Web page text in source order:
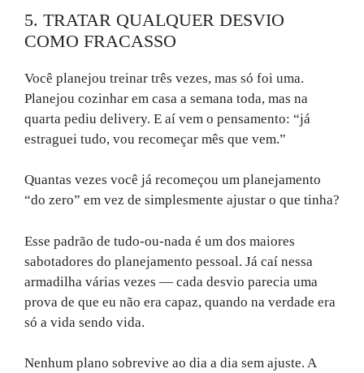
5. TRATAR QUALQUER DESVIO
COMO FRACASSO
Você planejou treinar três vezes, mas só foi uma.
Planejou cozinhar em casa a semana toda, mas na
quarta pediu delivery. E aí vem o pensamento: “já
estraguei tudo, vou recomeçar mês que vem.”
Quantas vezes você já recomeçou um planejamento
“do zero” em vez de simplesmente ajustar o que tinha?
Esse padrão de tudo-ou-nada é um dos maiores
sabotadores do planejamento pessoal. Já caí nessa
armadilha várias vezes — cada desvio parecia uma
prova de que eu não era capaz, quando na verdade era
só a vida sendo vida.
Nenhum plano sobrevive ao dia a dia sem ajuste. A